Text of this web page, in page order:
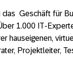
das Geschäft für
1.000 IT-
hauseigenen,
Projektleiter,